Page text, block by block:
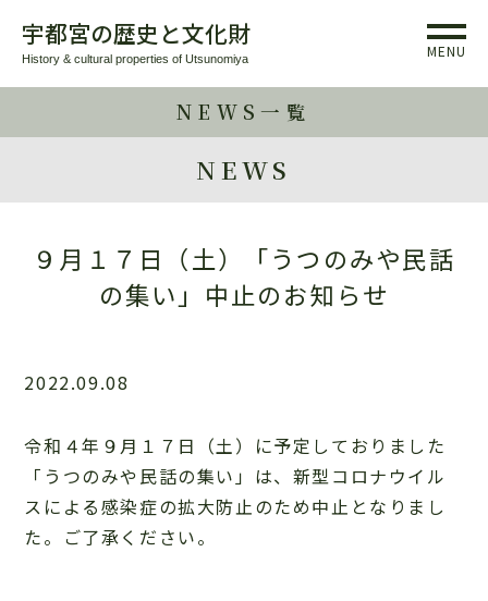
宇都宮の歴史と文化財
History & cultural properties of Utsunomiya MENU
NEWS一覧
NEWS
９月１７日（土）「うつのみや民話
の集い」中止のお知らせ
2022.09.08
令和４年９月１７日（土）に予定しておりました
「うつのみや民話の集い」は、新型コロナウイル
スによる感染症の拡大防止のため中止となりまし
た。ご了承ください。